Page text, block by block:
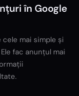
în Google
mai simple și
fac anunțul mai